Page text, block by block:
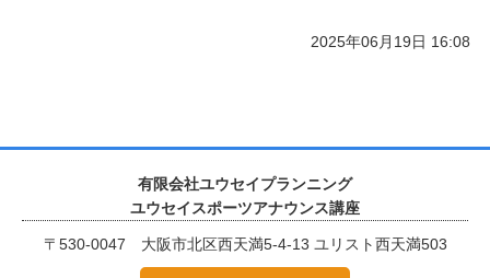
2025年06月19日 16:08
有限会社ユウセイプランニング
ユウセイスポーツアナウンス講座
〒530-0047 大阪市北区西天満5-4-13 ユリスト西天満503